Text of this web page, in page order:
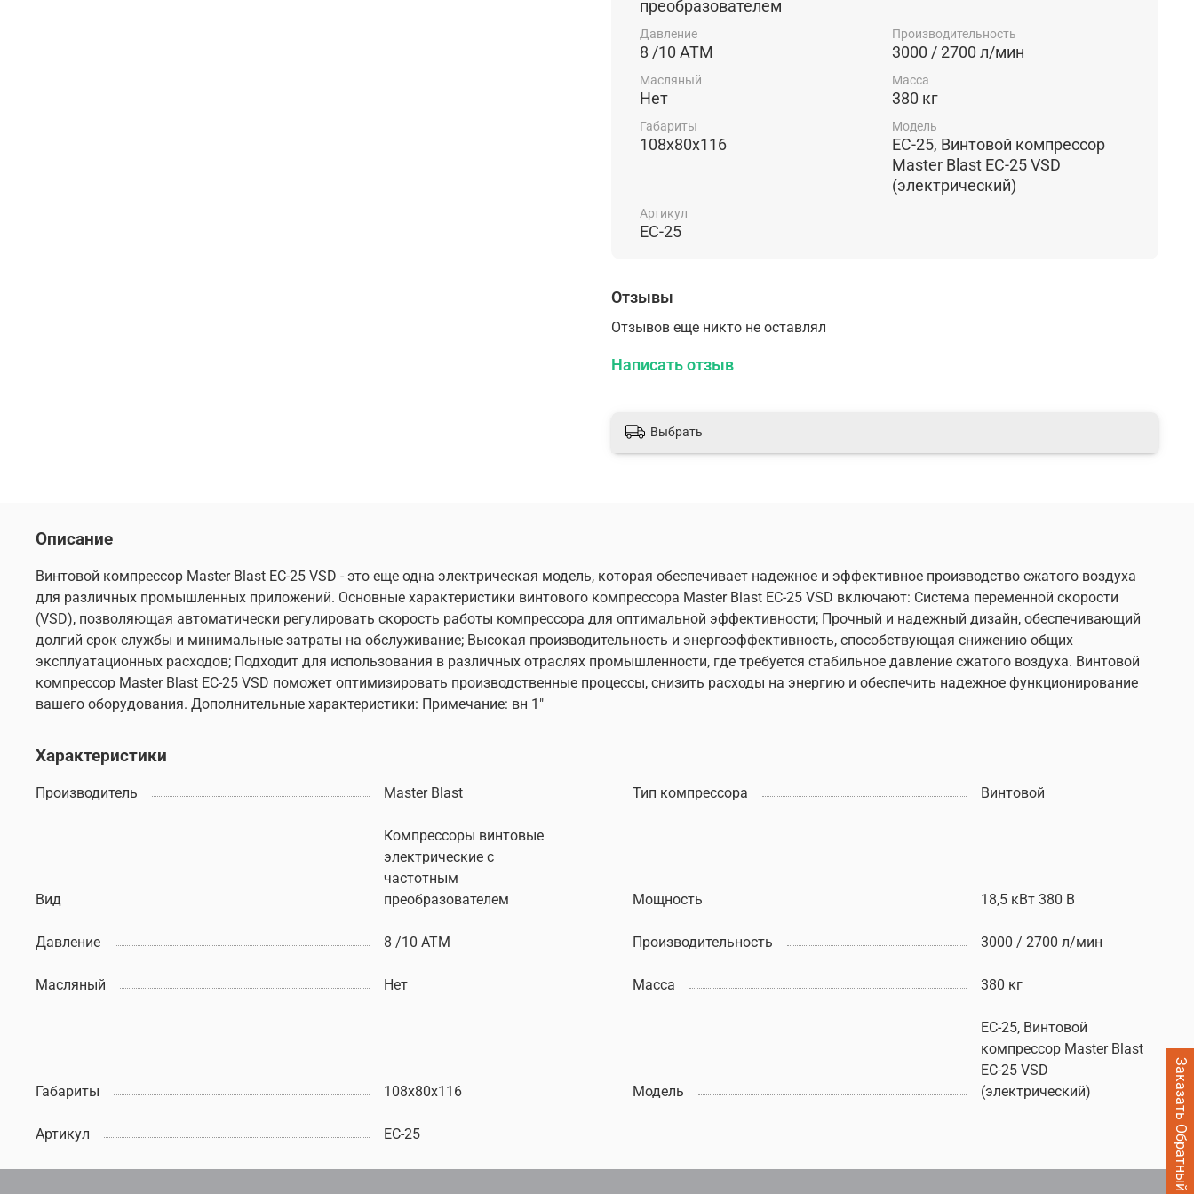
Заказать Обратный звонок
оборудования. Дополнительные характеристики: Примечание: вн 1"
преобразователем
Давление
8 /10 АТМ
Производительность
3000 / 2700 л/мин
Масляный
Нет
Масса
380 кг
Габариты
108х80х116
Модель
EC-25, Винтовой компрессор
Master Blast EC-25 VSD
(электрический)
Артикул
EC-25
Отзывы
Отзывов еще никто не оставлял
Написать отзыв
Выбрать
Описание
Винтовой компрессор Master Blast EC-25 VSD - это еще одна электрическая модель, которая обеспечивает надежное и эффективное производство сжатого воздуха
для различных промышленных приложений. Основные характеристики винтового компрессора Master Blast EC-25 VSD включают: Система переменной скорости
(VSD), позволяющая автоматически регулировать скорость работы компрессора для оптимальной эффективности; Прочный и надежный дизайн, обеспечивающий
долгий срок службы и минимальные затраты на обслуживание; Высокая производительность и энергоэффективность, способствующая снижению общих
эксплуатационных расходов; Подходит для использования в различных отраслях промышленности, где требуется стабильное давление сжатого воздуха. Винтовой
компрессор Master Blast EC-25 VSD поможет оптимизировать производственные процессы, снизить расходы на энергию и обеспечить надежное функционирование
вашего оборудования. Дополнительные характеристики: Примечание: вн 1"
Характеристики
Производитель Master Blast Тип компрессора Винтовой
Вид
Компрессоры винтовые
электрические с
частотным
преобразователем
Мощность 18,5 кВт 380 В
Давление 8 /10 АТМ Производительность 3000 / 2700 л/мин
Масляный Нет Масса 380 кг
Габариты 108х80х116 Модель
EC-25, Винтовой
компрессор Master Blast
EC-25 VSD
(электрический)
Артикул EC-25